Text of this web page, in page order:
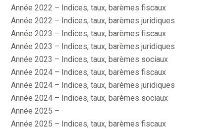
Année 2022 – Indices, taux, barèmes fiscaux
Année 2022 – Indices, taux, barèmes juridiques
Année 2023 – Indices, taux, barèmes fiscaux
Année 2023 – Indices, taux, barèmes juridiques
Année 2023 – Indices, taux, barèmes sociaux
Année 2024 – Indices, taux, barèmes fiscaux
Année 2024 – Indices, taux, barèmes juridiques
Année 2024 – Indices, taux, barèmes sociaux
Année 2025 –
Année 2025 – Indices, taux, barèmes fiscaux